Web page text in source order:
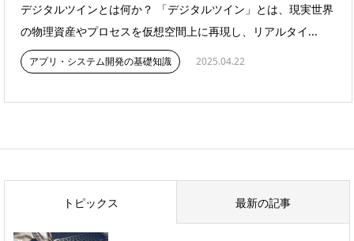
デジタルツインとは何か？ 「デジタルツイン」とは、現実世界
の物理資産やプロセスを仮想空間上に再現し、リアルタイ...
アプリ・システム開発の基礎知識 2025.04.22
トピックス 最新の記事